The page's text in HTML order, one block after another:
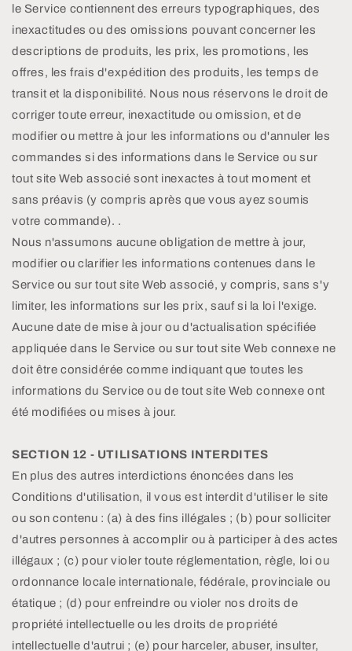
le Service contiennent des erreurs typographiques, des
inexactitudes ou des omissions pouvant concerner les
descriptions de produits, les prix, les promotions, les
offres, les frais d'expédition des produits, les temps de
transit et la disponibilité. Nous nous réservons le droit de
corriger toute erreur, inexactitude ou omission, et de
modifier ou mettre à jour les informations ou d'annuler les
commandes si des informations dans le Service ou sur
tout site Web associé sont inexactes à tout moment et
sans préavis (y compris après que vous ayez soumis
votre commande). .
Nous n'assumons aucune obligation de mettre à jour,
modifier ou clarifier les informations contenues dans le
Service ou sur tout site Web associé, y compris, sans s'y
limiter, les informations sur les prix, sauf si la loi l'exige.
Aucune date de mise à jour ou d'actualisation spécifiée
appliquée dans le Service ou sur tout site Web connexe ne
doit être considérée comme indiquant que toutes les
informations du Service ou de tout site Web connexe ont
été modifiées ou mises à jour.
SECTION 12 - UTILISATIONS INTERDITES
En plus des autres interdictions énoncées dans les
Conditions d'utilisation, il vous est interdit d'utiliser le site
ou son contenu : (a) à des fins illégales ; (b) pour solliciter
d'autres personnes à accomplir ou à participer à des actes
illégaux ; (c) pour violer toute réglementation, règle, loi ou
ordonnance locale internationale, fédérale, provinciale ou
étatique ; (d) pour enfreindre ou violer nos droits de
propriété intellectuelle ou les droits de propriété
intellectuelle d'autrui ; (e) pour harceler, abuser, insulter,